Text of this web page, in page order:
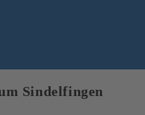
Sindelfingen